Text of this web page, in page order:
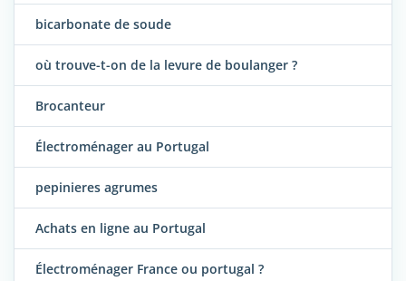
bicarbonate de soude
où trouve-t-on de la levure de boulanger ?
Brocanteur
Électroménager au Portugal
pepinieres agrumes
Achats en ligne au Portugal
Électroménager France ou portugal ?